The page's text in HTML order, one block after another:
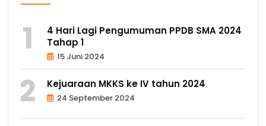
4 Hari Lagi Pengumuman PPDB SMA 2024
Tahap 1
15 Juni 2024
Kejuaraan MKKS ke IV tahun 2024
24 September 2024